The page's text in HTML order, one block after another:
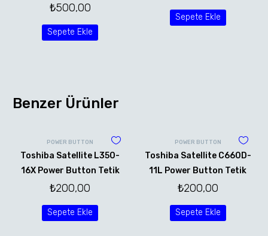
₺500,00
Sepete Ekle
Sepete Ekle
Benzer Ürünler
POWER BUTTON
Toshiba Satellite L350-
16X Power Button Tetik
₺200,00
Sepete Ekle
POWER BUTTON
Toshiba Satellite C660D-
11L Power Button Tetik
₺200,00
Sepete Ekle